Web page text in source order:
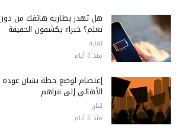
هل تُهدر بطارية هاتفك من
تعلم؟ خبراء يكشفون الحقيقة
تقنية
منذ 5 أيام
إعتصام لوضع خطة بشأن عودة
الأهالي إلى قراهم
لبنان
منذ 5 أيام